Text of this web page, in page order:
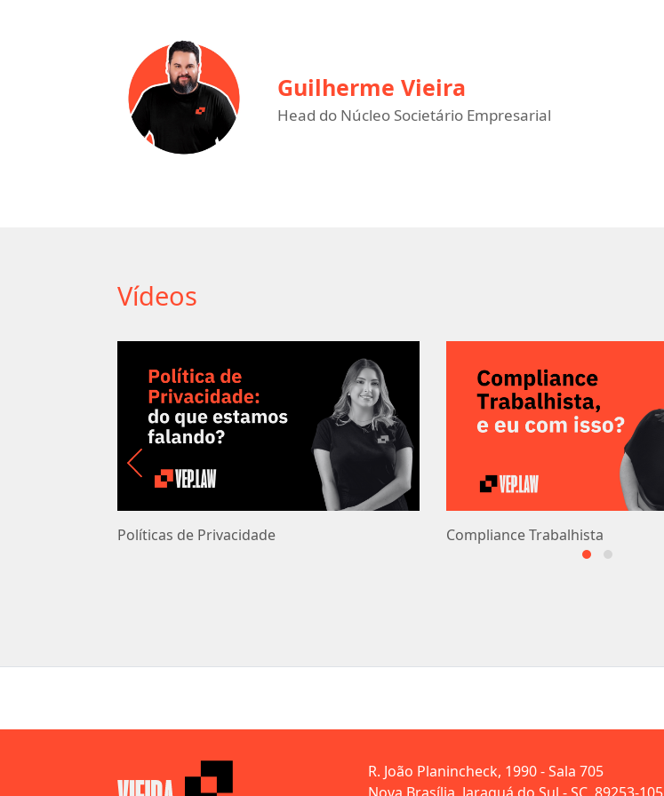
Guilherme Vieira
Head do Núcleo Societário Empresarial
Vídeos
Políticas de Privacidade Compliance Trabalhista
R. João Planincheck, 1990 - Sala 705